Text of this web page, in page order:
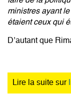
ministres ayant
étaient ceux qui
D’autant que
Lire la suite sur